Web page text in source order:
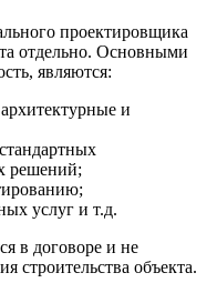
проектировщика
отдельно. Основными
являются:
и
решений;
услуг и т.д.
в договоре и не
строительства объекта.